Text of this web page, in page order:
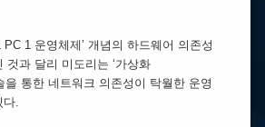
PC 1 운영체제’ 개념의 하드웨어 의존성
것과 달리 미도리는 ‘가상화
을 통한 네트워크 의존성이 탁월한 운영
다.